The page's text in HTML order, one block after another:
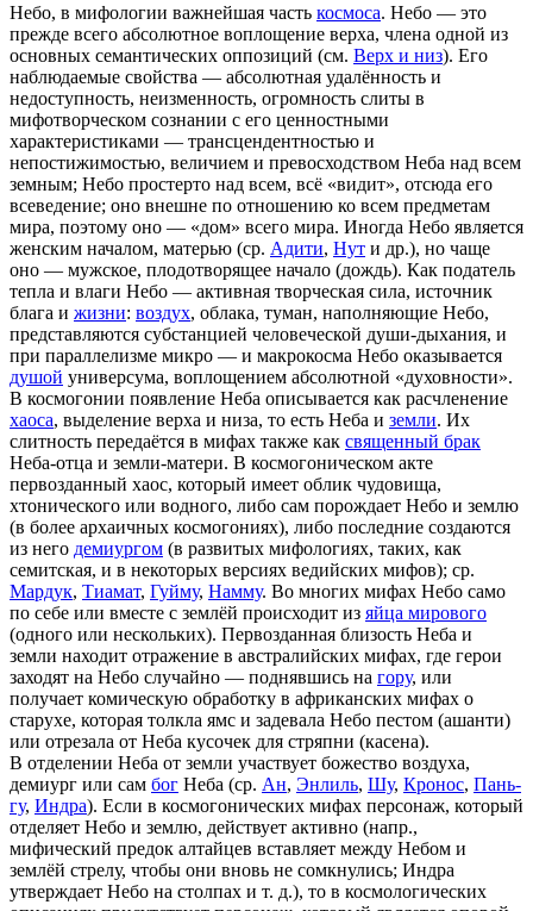
Небо, в мифологии важнейшая часть космоса. Небо — это
прежде всего абсолютное воплощение верха, члена одной из
основных семантических оппозиций (см. Верх и низ). Его
наблюдаемые свойства — абсолютная удалённость и
недоступность, неизменность, огромность слиты в
мифотворческом сознании с его ценностными
характеристиками — трансцендентностью и
непостижимостью, величием и превосходством Неба над всем
земным; Небо простерто над всем, всё «видит», отсюда его
всеведение; оно внешне по отношению ко всем предметам
мира, поэтому оно — «дом» всего мира. Иногда Небо является
женским началом, матерью (ср. Адити, Нут и др.), но чаще
оно — мужское, плодотворящее начало (дождь). Как податель
тепла и влаги Небо — активная творческая сила, источник
блага и жизни: воздух, облака, туман, наполняющие Небо,
представляются субстанцией человеческой души-дыхания, и
при параллелизме микро — и макрокосма Небо оказывается
душой универсума, воплощением абсолютной «духовности».
В космогонии появление Неба описывается как расчленение
хаоса, выделение верха и низа, то есть Неба и земли. Их
слитность передаётся в мифах также как священный брак
Неба-отца и земли-матери. В космогоническом акте
первозданный хаос, который имеет облик чудовища,
хтонического или водного, либо сам порождает Небо и землю
(в более архаичных космогониях), либо последние создаются
из него демиургом (в развитых мифологиях, таких, как
семитская, и в некоторых версиях ведийских мифов); ср.
Мардук, Тиамат, Гуйму, Намму. Во многих мифах Небо само
по себе или вместе с землёй происходит из яйца мирового
(одного или нескольких). Первозданная близость Неба и
земли находит отражение в австралийских мифах, где герои
заходят на Небо случайно — поднявшись на гору, или
получает комическую обработку в африканских мифах о
старухе, которая толкла ямс и задевала Небо пестом (ашанти)
или отрезала от Неба кусочек для стряпни (касена).
В отделении Неба от земли участвует божество воздуха,
демиург или сам бог Неба (ср. Ан, Энлиль, Шу, Кронос, Пань-
гу, Индра). Если в космогонических мифах персонаж, который
отделяет Небо и землю, действует активно (напр.,
мифический предок алтайцев вставляет между Небом и
землёй стрелу, чтобы они вновь не сомкнулись; Индра
утверждает Небо на столпах и т. д.), то в космологических